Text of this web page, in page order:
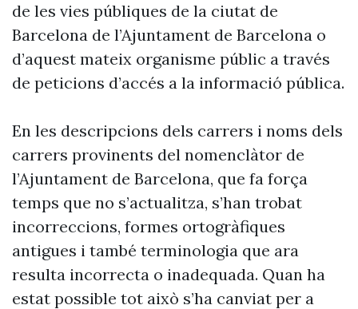
de les vies públiques de la ciutat de
Barcelona de l’Ajuntament de Barcelona o
d’aquest mateix organisme públic a través
de peticions d’accés a la informació pública.
En les descripcions dels carrers i noms dels
carrers provinents del nomenclàtor de
l’Ajuntament de Barcelona, que fa força
temps que no s’actualitza, s’han trobat
incorreccions, formes ortogràfiques
antigues i també terminologia que ara
resulta incorrecta o inadequada. Quan ha
estat possible tot això s’ha canviat per a